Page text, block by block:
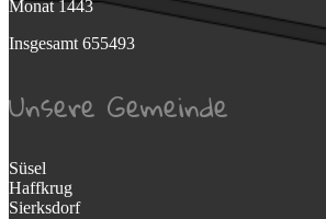
Monat1443
Insgesamt 655493
Unsere Gemeinde
Süsel
Haffkrug
Sierksdorf